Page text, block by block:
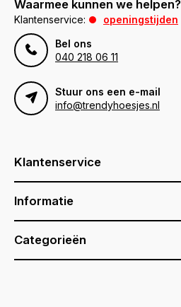
Waarmee kunnen we helpen?
Klantenservice:
openingstijden
Bel ons
040 218 06 11
Stuur ons een e-mail
info@trendyhoesjes.nl
Klantenservice
Informatie
Categorieën